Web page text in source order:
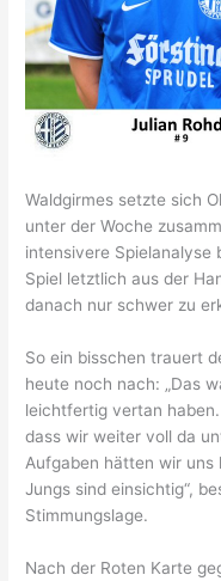
Waldgirmes setzte sich
unter der Woche
intensivere Spielanalyse
Spiel letztlich aus der
danach nur schwer zu
So ein bisschen trauert
heute noch nach: „Das
leichtfertig vertan
dass wir weiter voll da
Aufgaben hätten wir uns
Jungs sind einsichtig“,
Stimmungslage.
Nach der Roten Karte